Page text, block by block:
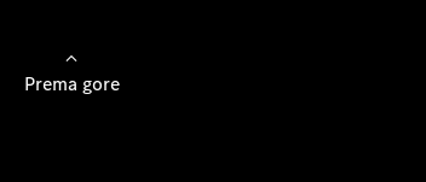
Prema gore